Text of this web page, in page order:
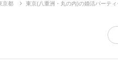
京都 東京(八重洲・丸の内)の婚活パーティ